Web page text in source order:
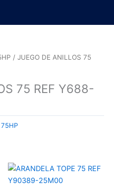
/ JUEGO DE ANILLOS 75
75 REF Y688-
75HP